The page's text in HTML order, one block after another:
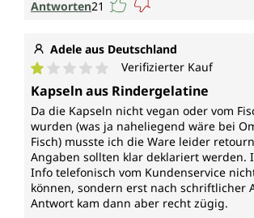
Antworten21
Adele aus Deutschland
Durchschnittliche Bewertung von 1
Verifizierter Kauf
Kapseln aus Rindergelatine
Da die Kapseln nicht vegan oder vom
wurden (was ja naheliegend wäre bei
Fisch) musste ich die Ware leider
Angaben sollten klar deklariert werden.
Info telefonisch vom Kundenservice
können, sondern erst nach schriftlicher
Antwort kam dann aber recht zügig.